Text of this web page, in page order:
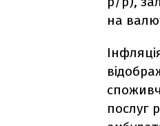
на
послуг